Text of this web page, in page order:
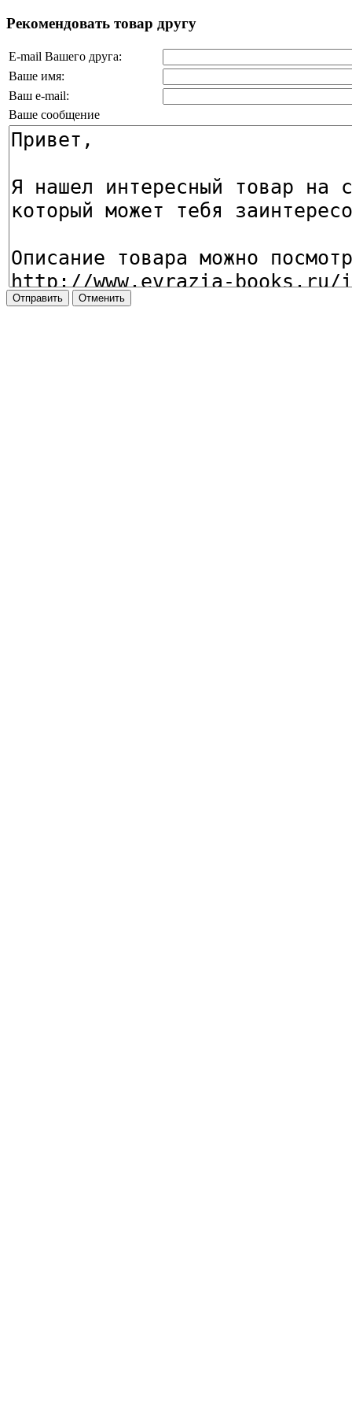
Рекомендовать товар другу
E-mail Вашего друга:
Ваше имя:
Ваш e-mail:
Ваше сообщение